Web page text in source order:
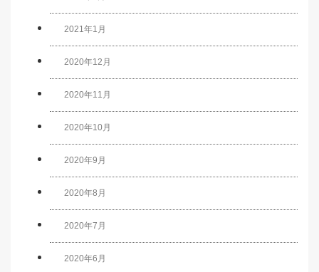
2021年1月
2020年12月
2020年11月
2020年10月
2020年9月
2020年8月
2020年7月
2020年6月